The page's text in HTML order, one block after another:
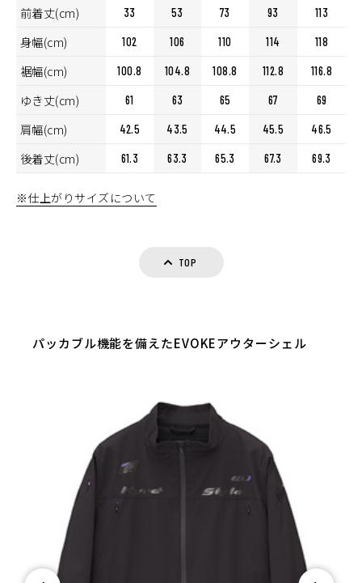
前着丈(cm) 33 53 73 93 113
身幅(cm) 102 106 110 114 118
裾幅(cm) 100.8 104.8 108.8 112.8 116.8
ゆき丈(cm) 61 63 65 67 69
肩幅(cm) 42.5 43.5 44.5 45.5 46.5
後着丈(cm) 61.3 63.3 65.3 67.3 69.3
※仕上がりサイズについて
TOP
パッカブル機能を備えたEVOKEアウターシェル